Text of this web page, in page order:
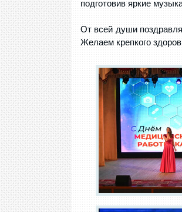
подготовив яркие
От всей души
Желаем крепкого